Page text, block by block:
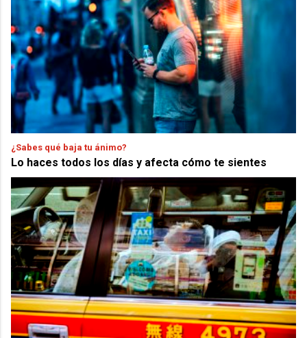
¿Sabes qué baja tu ánimo?
Lo haces todos los días y afecta cómo te sientes